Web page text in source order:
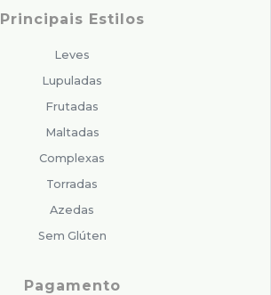
Principais Estilos
Leves
Lupuladas
Frutadas
Maltadas
Complexas
Torradas
Azedas
Sem Glúten
Pagamento